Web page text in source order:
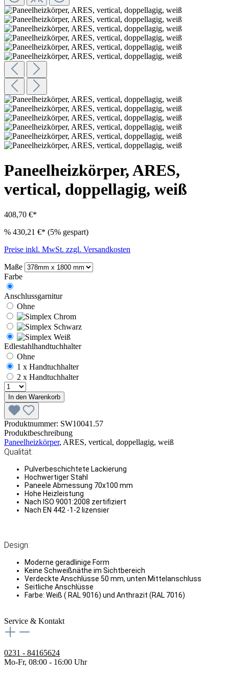
Paneelheizkörper, ARES,
vertical, doppellagig, weiß
408,70 €*
% 430,21 €* (5% gespart)
Preise inkl. MwSt. zzgl. Versandkosten
Maße
Farbe
Anschlussgarnitur
Ohne
Edlestahlhandtuchhalter
Ohne
1 x Handtuchhalter
2 x Handtuchhalter
In den Warenkorb
Produktnummer: SW10041.57
Produktbeschreibung
Paneelheizkörper, ARES, vertical, doppellagig, weiß
Qualität:
Pulverbeschichtete Lackierung
Hochwertiger Stahl
Paneele Abmessung 70x100 mm
Hohe Heizleistung
Nach ISO 9001:2008 zertifiziert
Nach EN 442 -1-2 lizensier
Design:
Moderne geradlinige Form
Keine Schweißnäthe im Sichtbereich
Verdeckte Anschlüsse 50 mm, unten Mittelanschluss
Seitliche Anschlüsse
Farbe: Weiß ( RAL 9016) und Anthrazit (RAL 7016)
Service & Kontakt
0231 - 84165624
Mo-Fr, 08:00 - 16:00 Uhr